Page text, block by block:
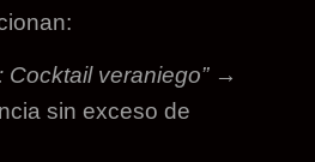
Cocktail veraniego”→
sin exceso de